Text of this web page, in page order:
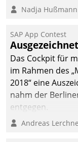
Nadja Hußmann
SAP App Contest
Das Cockpit für
im Rahmen des
2018“ eine
nahm der
entgegen.
Andreas